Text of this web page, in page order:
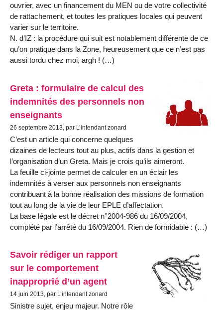
ouvrier, avec un financement du MEN ou de votre collectivité
de rattachement, et toutes les pratiques locales qui peuvent
varier sur le territoire.
N. d’IZ : la procédure qui suit est notablement différente de ce
qu’on pratique dans la Zone, heureusement que ce n’est pas
aussi tordu chez moi, argh ! (…)
Greta : formulaire de calcul des
indemnités des personnels non
enseignants
26 septembre 2013, par L’intendant zonard
C’est un article qui concerne quelques
dizaines de lecteurs tout au plus, actifs dans la gestion et
l’organisation d’un Greta. Mais je crois qu’ils aimeront.
La feuille ci-jointe permet de calculer en un éclair les
indemnités à verser aux personnels non enseignants
contribuant à la bonne réalisation des missions de formation
tout au long de la vie de leur EPLE d’affectation.
La base légale est le décret n°2004-986 du 16/09/2004,
complété par l’arrêté du 16/09/2004. Rien de formidable : (…)
Savoir rédiger un rapport
sur le comportement
inapproprié d’un agent
14 juin 2013, par L’intendant zonard
Sinistre sujet, enjeu majeur. Notre rôle